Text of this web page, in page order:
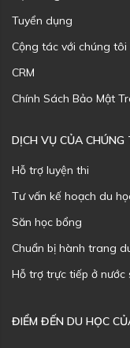
Tuyển dụng
Cộng tác với chúng tôi
CRM
Chính Sách Bảo Mật
DỊCH VỤ CỦA CHÚNG
Hỗ trợ luyện thi
Tư vấn kế hoạch du
Săn học bổng
Chuẩn bị hành trang
Hỗ trợ trực tiếp ở nước
ĐIỂM ĐẾN DU HỌC